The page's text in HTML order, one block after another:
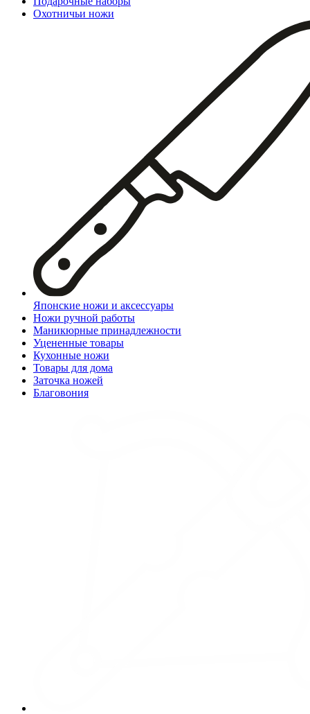
Охотничьи ножи
Японские ножи и аксессуары
Ножи ручной работы
Маникюрные принадлежности
Уцененные товары
Кухонные ножи
Товары для дома
Заточка ножей
Благовония